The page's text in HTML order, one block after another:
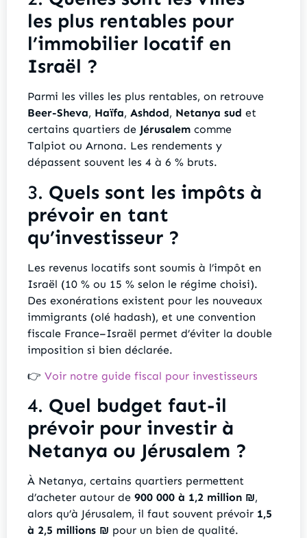
les plus rentables pour
l’immobilier locatif en
Israël ?
Parmi les villes les plus rentables, on retrouve
Beer-Sheva, Haïfa, Ashdod, Netanya sud et
certains quartiers de Jérusalem comme
Talpiot ou Arnona. Les rendements y
dépassent souvent les 4 à 6 % bruts.
3. Quels sont les impôts à
prévoir en tant
qu’investisseur ?
Les revenus locatifs sont soumis à l’impôt en
Israël (10 % ou 15 % selon le régime choisi).
Des exonérations existent pour les nouveaux
immigrants (olé hadash), et une convention
fiscale France–Israël permet d’éviter la double
imposition si bien déclarée.
👉 Voir notre guide fiscal pour investisseurs
4. Quel budget faut-il
prévoir pour investir à
Netanya ou Jérusalem ?
À Netanya, certains quartiers permettent
d’acheter autour de 900 000 à 1,2 million ₪,
alors qu’à Jérusalem, il faut souvent prévoir 1,5
à 2,5 millions ₪ pour un bien de qualité.